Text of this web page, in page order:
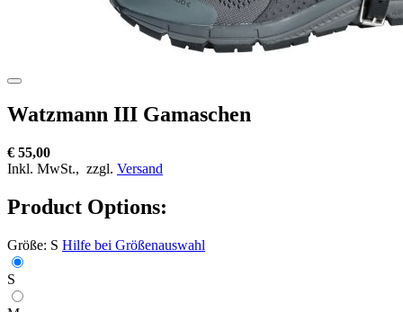
Watzmann III Gamaschen
€ 55,00
Inkl. MwSt., zzgl. Versand
Product Options:
Größe: S Hilfe bei Größenauswahl
S